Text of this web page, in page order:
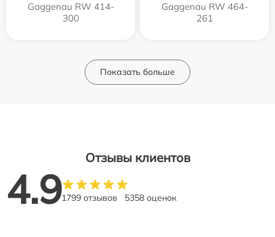
Gaggenau RW 414-
300
Gaggenau RW 464-
261
Показать больше
Отзывы клиентов
4.91799 отзывов 5358 оценок